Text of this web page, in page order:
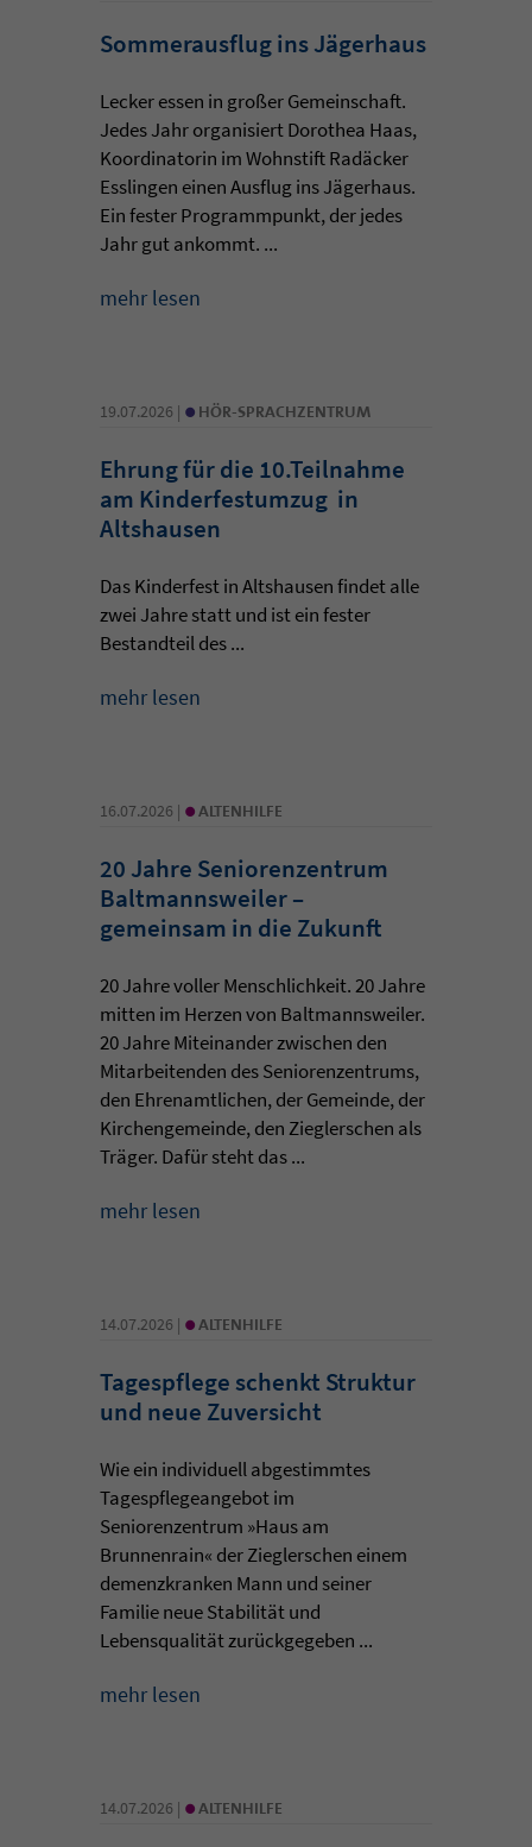
Sommerausflug ins Jägerhaus
Lecker essen in großer Gemeinschaft.
Jedes Jahr organisiert Dorothea Haas,
Koordinatorin im Wohnstift Radäcker
Esslingen einen Ausflug ins Jägerhaus.
Ein fester Programmpunkt, der jedes
Jahr gut ankommt. ...
mehr lesen
19.07.2026 | • HÖR-SPRACHZENTRUM
Ehrung für die 10.Teilnahme
am Kinderfestumzug in
Altshausen
Das Kinderfest in Altshausen findet alle
zwei Jahre statt und ist ein fester
Bestandteil des ...
mehr lesen
16.07.2026 | • ALTENHILFE
20 Jahre Seniorenzentrum
Baltmannsweiler –
gemeinsam in die Zukunft
20 Jahre voller Menschlichkeit. 20 Jahre
mitten im Herzen von Baltmannsweiler.
20 Jahre Miteinander zwischen den
Mitarbeitenden des Seniorenzentrums,
den Ehrenamtlichen, der Gemeinde, der
Kirchengemeinde, den Zieglerschen als
Träger. Dafür steht das ...
mehr lesen
14.07.2026 | • ALTENHILFE
Tagespflege schenkt Struktur
und neue Zuversicht
Wie ein individuell abgestimmtes
Tagespflegeangebot im
Seniorenzentrum »Haus am
Brunnenrain« der Zieglerschen einem
demenzkranken Mann und seiner
Familie neue Stabilität und
Lebensqualität zurückgegeben ...
mehr lesen
14.07.2026 | • ALTENHILFE